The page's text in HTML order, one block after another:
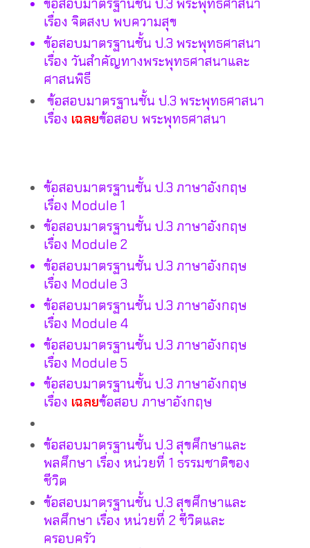
ข้อสอบมาตรฐานชั้น ป.3 พระพุทธศาสนา
เรื่อง จิตสงบ พบความสุข
ข้อสอบมาตรฐานชั้น ป.3 พระพุทธศาสนา
เรื่อง วันสำคัญทางพระพุทธศาสนาและ
ศาสนพิธี
ข้อสอบมาตรฐานชั้น ป.3 พระพุทธศาสนา
เรื่อง เฉลยข้อสอบ พระพุทธศาสนา
ข้อสอบมาตรฐานชั้น ป.3 ภาษาอังกฤษ
เรื่อง Module 1
ข้อสอบมาตรฐานชั้น ป.3 ภาษาอังกฤษ
เรื่อง Module 2
ข้อสอบมาตรฐานชั้น ป.3 ภาษาอังกฤษ
เรื่อง Module 3
ข้อสอบมาตรฐานชั้น ป.3 ภาษาอังกฤษ
เรื่อง Module 4
ข้อสอบมาตรฐานชั้น ป.3 ภาษาอังกฤษ
เรื่อง Module 5
ข้อสอบมาตรฐานชั้น ป.3 ภาษาอังกฤษ
เรื่อง เฉลยข้อสอบ ภาษาอังกฤษ
ข้อสอบมาตรฐานชั้น ป.3 สุขศึกษาและ
พลศึกษา เรื่อง หน่วยที่ 1 ธรรมชาติของ
ชีวิต
ข้อสอบมาตรฐานชั้น ป.3 สุขศึกษาและ
พลศึกษา เรื่อง หน่วยที่ 2 ชีวิตและ
ครอบครัว